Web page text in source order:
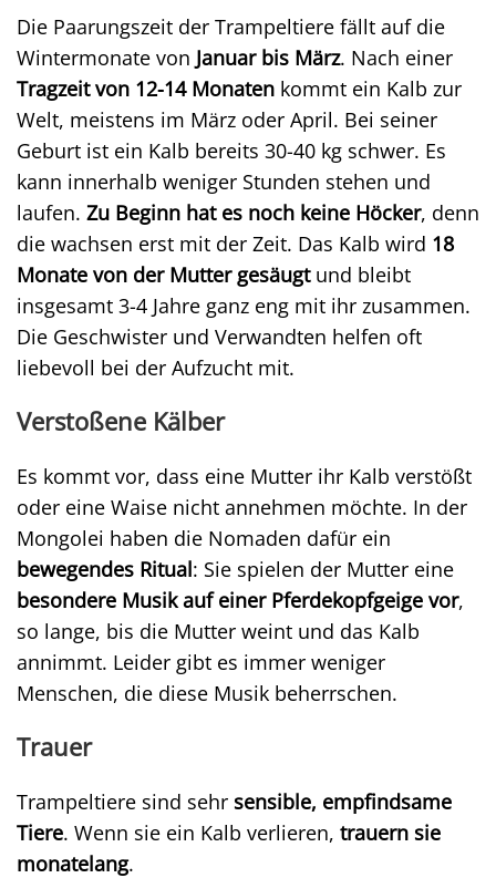
Die Paarungszeit der Trampeltiere fällt auf die
Wintermonate von Januar bis März. Nach einer
Tragzeit von 12-14 Monaten kommt ein Kalb zur
Welt, meistens im März oder April. Bei seiner
Geburt ist ein Kalb bereits 30-40 kg schwer. Es
kann innerhalb weniger Stunden stehen und
laufen. Zu Beginn hat es noch keine Höcker, denn
die wachsen erst mit der Zeit. Das Kalb wird 18
Monate von der Mutter gesäugtund bleibt
insgesamt 3-4 Jahre ganz eng mit ihr zusammen.
Die Geschwister und Verwandten helfen oft
liebevoll bei der Aufzucht mit.
Verstoßene Kälber
Es kommt vor, dass eine Mutter ihr Kalb verstößt
oder eine Waise nicht annehmen möchte. In der
Mongolei haben die Nomaden dafür ein
bewegendes Ritual: Sie spielen der Mutter eine
besondere Musik auf einer Pferdekopfgeige vor,
so lange, bis die Mutter weint und das Kalb
annimmt. Leider gibt es immer weniger
Menschen, die diese Musik beherrschen.
Trauer
Trampeltiere sind sehr sensible, empfindsame
Tiere. Wenn sie ein Kalb verlieren, trauern sie
monatelang.